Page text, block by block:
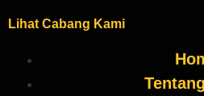
Lihat Cabang Kami